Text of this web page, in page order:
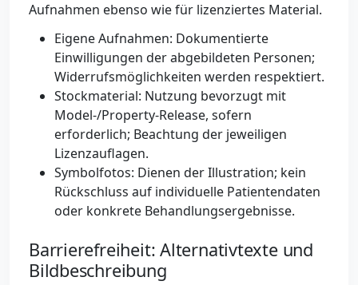
Aufnahmen ebenso wie für lizenziertes Material.
Eigene Aufnahmen: Dokumentierte
Einwilligungen der abgebildeten Personen;
Widerrufsmöglichkeiten werden respektiert.
Stockmaterial: Nutzung bevorzugt mit
Model-/Property-Release, sofern
erforderlich; Beachtung der jeweiligen
Lizenzauflagen.
Symbolfotos: Dienen der Illustration; kein
Rückschluss auf individuelle Patientendaten
oder konkrete Behandlungsergebnisse.
Barrierefreiheit: Alternativtexte und
Bildbeschreibung